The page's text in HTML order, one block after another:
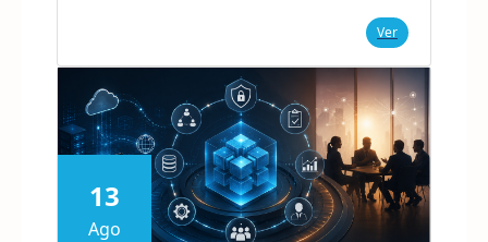
Ver
13
Ago